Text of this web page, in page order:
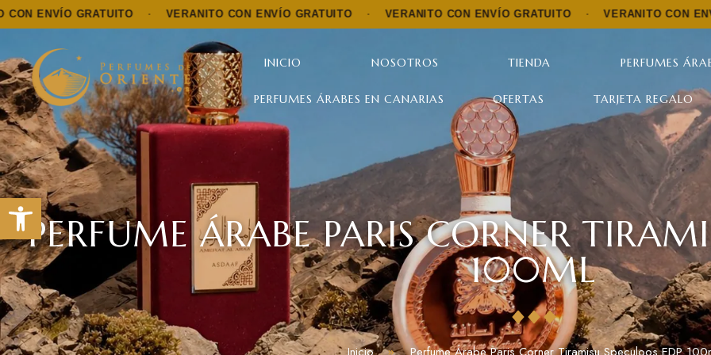
Abrir barra de herramientas
GRATUITO · VERANITO CON ENVÍO GRATUITO · VERANITO CON ENVÍO GRATUITO · VERANITO CON ENVÍO
INICIO NOSOTROS TIENDA PERFUMES
PERFUMES ÁRABES EN CANARIAS OFERTAS TARJETA REGALO
PERFUME ÁRABE PARIS CORNER
100ML